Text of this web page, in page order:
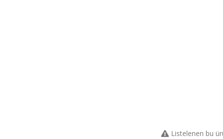
Listelenen bu